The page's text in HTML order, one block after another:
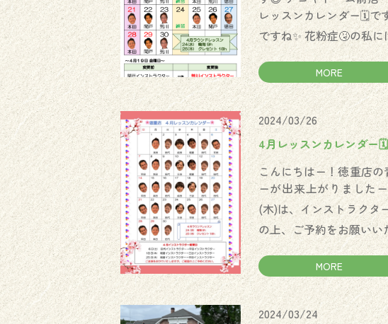
レッスンカレンダー🗓️で
ですね✨ 花粉症🤧の私
MORE
2024/03/26
4月レッスンカレンダー🗓
こんにちはー！徳重店
ーが出来上がりました
(木)は、インストラクタ
の上、ご予約をお願い
MORE
2024/03/24